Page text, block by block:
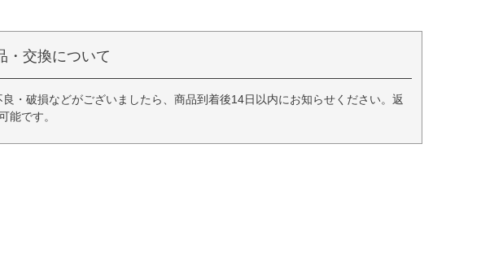
・交換について
・破損などがございましたら、商品到着後14日以内にお知らせください。返
能です。